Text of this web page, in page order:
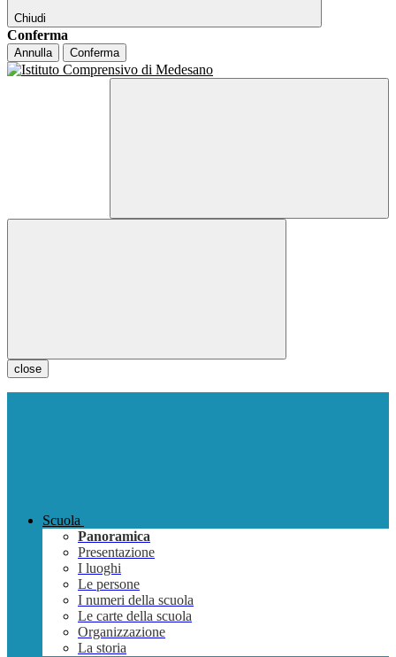
Chiudi
Conferma
Annulla Conferma
close
Scuola
Panoramica
Presentazione
I luoghi
Le persone
I numeri della scuola
Le carte della scuola
Organizzazione
La storia